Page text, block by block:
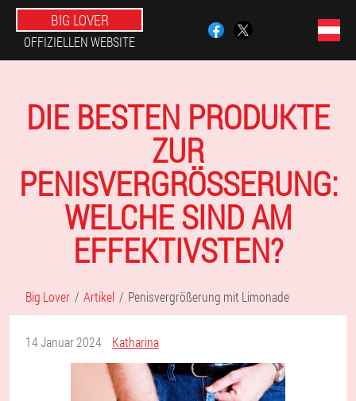
BIG LOVER
OFFIZIELLEN WEBSITE
DIE BESTEN PRODUKTE
ZUR
PENISVERGRÖSSERUNG: W
ELCHE SIND AM E
FFEKTIVSTEN?
Big Lover Artikel Penisvergrößerung mit Limonade
14 Januar 2024 Katharina